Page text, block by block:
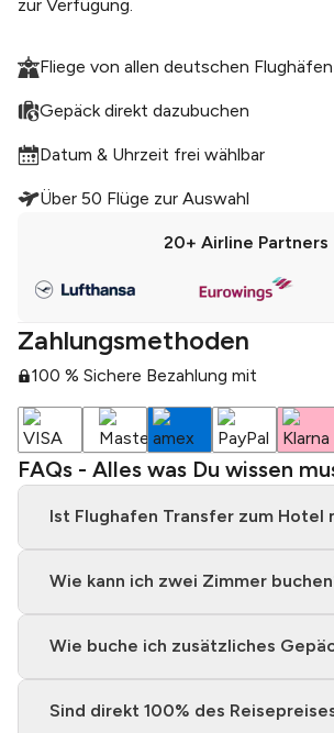
zur Verfügung.
Fliege von allen deutschen Flughäfen
Gepäck direkt dazubuchen
Datum & Uhrzeit frei wählbar
Über 50 Flüge zur Auswahl
20+ Airline Partners
Zahlungsmethoden
100 % Sichere Bezahlung mit
FAQs - Alles was Du wissen
Ist Flughafen Transfer zum Hotel
Wie kann ich zwei Zimmer
Wie buche ich zusätzliches
Sind direkt 100% des